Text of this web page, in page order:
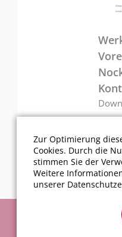
Zur Optimierung
Cookies. Durch die
stimmen Sie der
Weitere
unserer